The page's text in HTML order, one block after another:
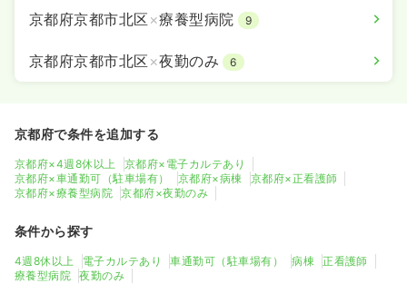
京都府京都市北区 ×療養型病院 9
京都府京都市北区 ×夜勤のみ 6
京都府で条件を追加する
京都府×4週8休以上
京都府×電子カルテあり
京都府×車通勤可（駐車場有）
京都府×病棟
京都府×正看護師
京都府×療養型病院
京都府×夜勤のみ
条件から探す
4週8休以上 電子カルテあり 車通勤可（駐車場有） 病棟
正看護師
療養型病院
夜勤のみ